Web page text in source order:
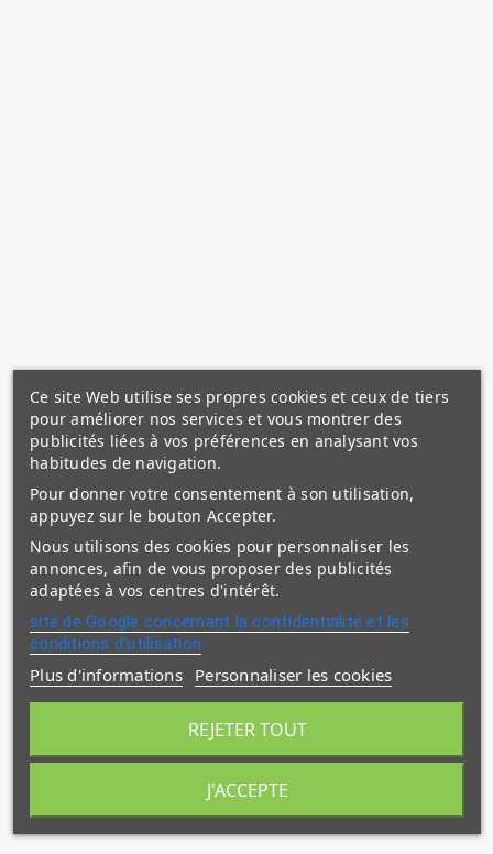
Ce site Web utilise ses propres cookies et ceux de tiers
pour améliorer nos services et vous montrer des
publicités liées à vos préférences en analysant vos
habitudes de navigation.
Pour donner votre consentement à son utilisation,
appuyez sur le bouton Accepter.
Nous utilisons des cookies pour personnaliser les
annonces, afin de vous proposer des publicités
adaptées à vos centres d'intérêt.
site de Google concernant la confidentialité et les
conditions d'utilisation
Plus d'informations Personnaliser les cookies
REJETER TOUT
J'ACCEPTE